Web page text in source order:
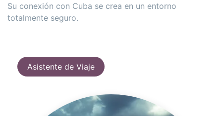
Su conexión con Cuba se crea en un entorno
totalmente seguro.
Asistente de Viaje